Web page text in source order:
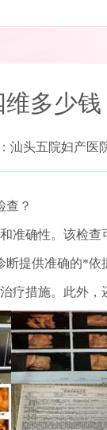
多少
汕头五院妇产医
查？
准确性。该检
断提供准确的*
疗措施。此外，